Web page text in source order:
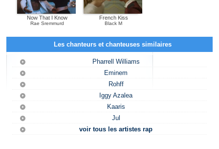
Now That I Know
Rae Sremmurd
French Kiss
Black M
Les chanteurs et chanteuses similaires
Pharrell Williams
Eminem
Rohff
Iggy Azalea
Kaaris
Jul
voir tous les artistes rap